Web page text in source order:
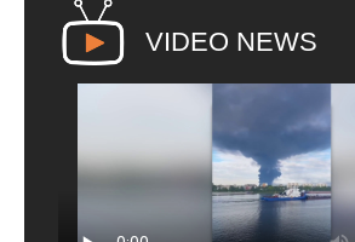
VIDEO NEWS